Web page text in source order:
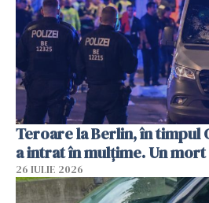
Teroare la Berlin, în timpul
a intrat în mulțime. Un mort
26 IULIE 2026